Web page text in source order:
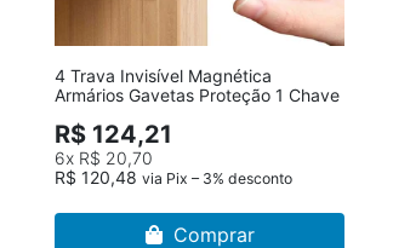
4 Trava Invisível Magnética
Armários Gavetas Proteção 1 Chave
R$ 124,21
6x R$ 20,70
R$ 120,48 via Pix – 3% desconto
Comprar